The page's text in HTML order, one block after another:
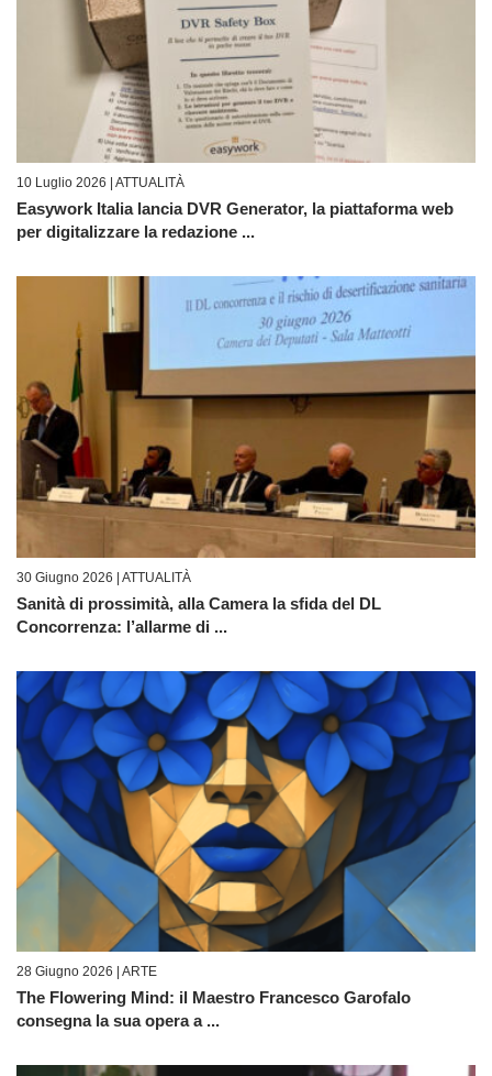
10 Luglio 2026 | ATTUALITÀ
Easywork Italia lancia DVR Generator, la piattaforma web
per digitalizzare la redazione ...
30 Giugno 2026 | ATTUALITÀ
Sanità di prossimità, alla Camera la sfida del DL
Concorrenza: l’allarme di ...
28 Giugno 2026 | ARTE
The Flowering Mind: il Maestro Francesco Garofalo
consegna la sua opera a ...